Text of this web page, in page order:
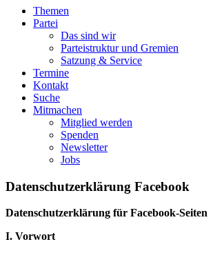
Themen
Partei
Das sind wir
Parteistruktur und Gremien
Satzung & Service
Termine
Kontakt
Suche
Mitmachen
Mitglied werden
Spenden
Newsletter
Jobs
Datenschutzerklärung Facebook
Datenschutzerklärung für Facebook-Seiten
I. Vorwort